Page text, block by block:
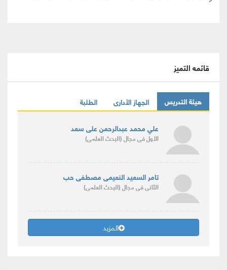
قائمه التميز
هيئة التدريس الجهاز الأدارى الطلبة
علي محمد عبدالرحمن على سعد
الأولفى مجال(البحث العلمى)
تامر السعيد النعيمى مصطفى حب
الثانىفى مجال(البحث العلمى)
المزيد